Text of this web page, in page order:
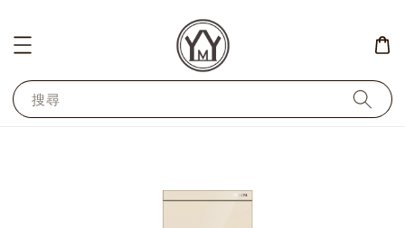
搜尋